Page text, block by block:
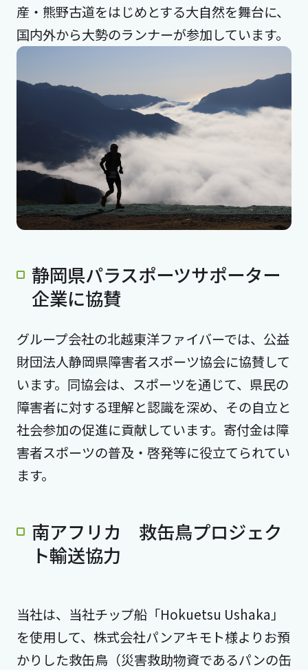
産・熊野古道をはじめとする大自然を舞台に、
国内外から大勢のランナーが参加しています。
静岡県パラスポーツサポーター
企業に協賛
グループ会社の北越東洋ファイバーでは、公益
財団法人静岡県障害者スポーツ協会に協賛して
います。同協会は、スポーツを通じて、県民の
障害者に対する理解と認識を深め、その自立と
社会参加の促進に貢献しています。寄付金は障
害者スポーツの普及・啓発等に役立てられてい
ます。
南アフリカ 救缶鳥プロジェク
ト輸送協力
当社は、当社チップ船「Hokuetsu Ushaka」
を使用して、株式会社パンアキモト様よりお預
かりした救缶鳥（災害救助物資であるパンの缶